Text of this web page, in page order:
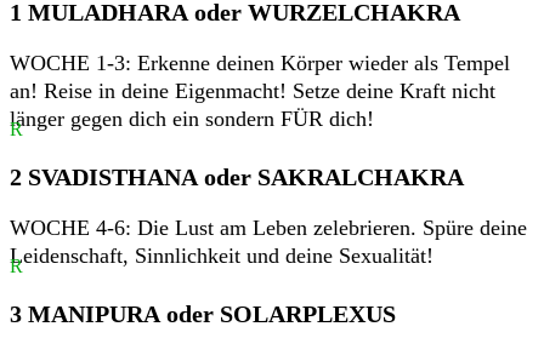
1 MULADHARA oder WURZELCHAKRA
WOCHE 1-3: Erkenne deinen Körper wieder als Tempel
an! Reise in deine Eigenmacht! Setze deine Kraft nicht
länger gegen dich ein sondern FÜR dich!
R
2 SVADISTHANA oder SAKRALCHAKRA
WOCHE 4-6: Die Lust am Leben zelebrieren. Spüre deine
Leidenschaft, Sinnlichkeit und deine Sexualität!
R
3 MANIPURA oder SOLARPLEXUS